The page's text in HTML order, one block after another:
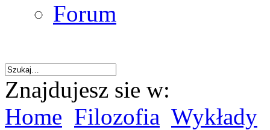
Forum
Znajdujesz sie w:
Home Filozofia Wykłady